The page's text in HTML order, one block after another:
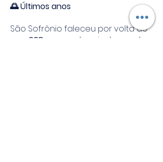
🌅 Últimos anos
São Sofrônio faleceu por volta do
638 , pouco depois da queda